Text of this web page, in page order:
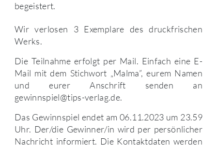
begeistert.
Wir verlosen 3 Exemplare des druckfrischen
Werks.
Die Teilnahme erfolgt per Mail. Einfach eine E-
Mail mit dem Stichwort „Malma”, eurem Namen
und eurer Anschrift senden an
gewinnspiel@tips-verlag.de.
Das Gewinnspiel endet am 06.11.2023 um 23.59
Uhr. Der/die Gewinner/in wird per persönlicher
Nachricht informiert. Die Kontaktdaten werden